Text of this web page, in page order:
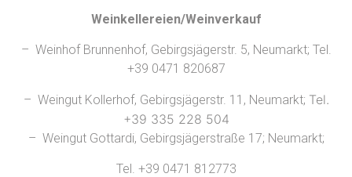
Weinkellereien/Weinverkauf
– Weinhof Brunnenhof, Gebirgsjägerstr. 5, Neumarkt; Tel.
+39 0471 820687
– Weingut Kollerhof, Gebirgsjägerstr. 11, Neumarkt; Tel.
+39 335 228 504
– Weingut Gottardi, Gebirgsjägerstraße 17; Neumarkt;
Tel. +39 0471 812773